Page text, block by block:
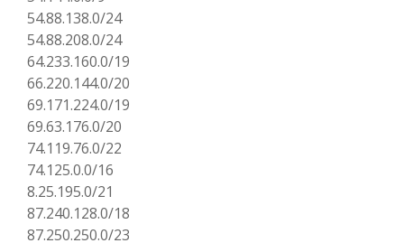
54.88.138.0/24
54.88.208.0/24
64.233.160.0/19
66.220.144.0/20
69.171.224.0/19
69.63.176.0/20
74.119.76.0/22
74.125.0.0/16
8.25.195.0/21
87.240.128.0/18
87.250.250.0/23